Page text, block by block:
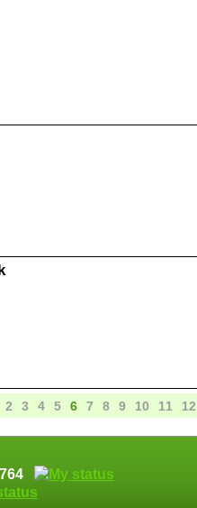
2 3 4 5 6 7 8 9 10 11 12